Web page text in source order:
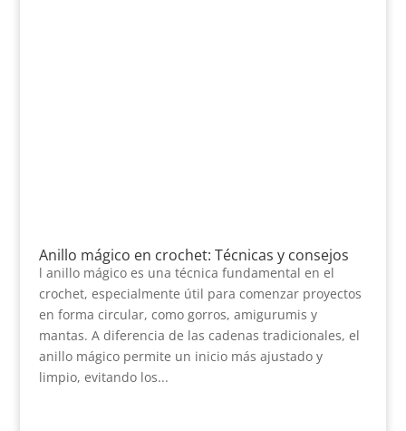
Anillo mágico en crochet: Técnicas y consejos
l anillo mágico es una técnica fundamental en el
crochet, especialmente útil para comenzar proyectos
en forma circular, como gorros, amigurumis y
mantas. A diferencia de las cadenas tradicionales, el
anillo mágico permite un inicio más ajustado y
limpio, evitando los...